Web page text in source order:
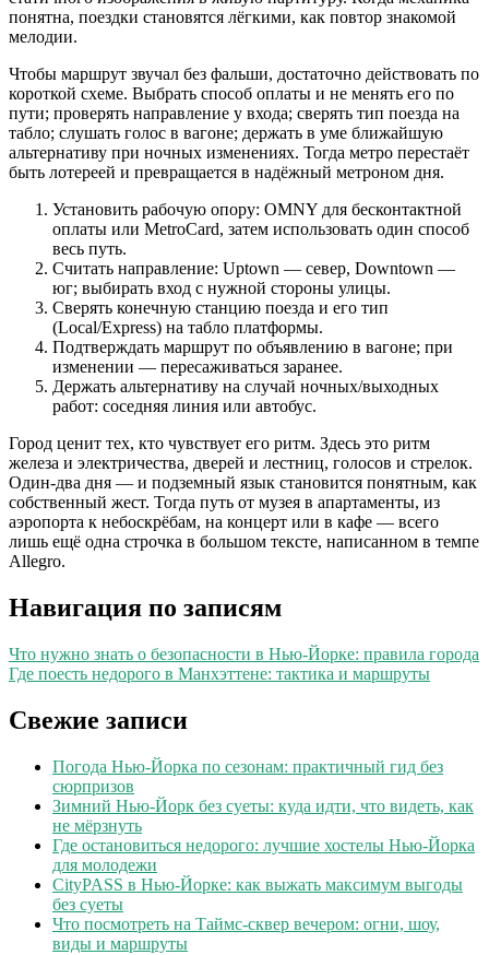
понятна, поездки становятся лёгкими, как повтор знакомой
мелодии.
Чтобы маршрут звучал без фальши, достаточно действовать по
короткой схеме. Выбрать способ оплаты и не менять его по
пути; проверять направление у входа; сверять тип поезда на
табло; слушать голос в вагоне; держать в уме ближайшую
альтернативу при ночных изменениях. Тогда метро перестаёт
быть лотереей и превращается в надёжный метроном дня.
Установить рабочую опору: OMNY для бесконтактной
оплаты или MetroCard, затем использовать один способ
весь путь.
Считать направление: Uptown — север, Downtown —
юг; выбирать вход с нужной стороны улицы.
Сверять конечную станцию поезда и его тип
(Local/Express) на табло платформы.
Подтверждать маршрут по объявлению в вагоне; при
изменении — пересаживаться заранее.
Держать альтернативу на случай ночных/выходных
работ: соседняя линия или автобус.
Город ценит тех, кто чувствует его ритм. Здесь это ритм
железа и электричества, дверей и лестниц, голосов и стрелок.
Один‑два дня — и подземный язык становится понятным, как
собственный жест. Тогда путь от музея в апартаменты, из
аэропорта к небоскрёбам, на концерт или в кафе — всего
лишь ещё одна строчка в большом тексте, написанном в темпе
Allegro.
Навигация по записям
Что нужно знать о безопасности в Нью‑Йорке: правила города
Где поесть недорого в Манхэттене: тактика и маршруты
Свежие записи
Погода Нью‑Йорка по сезонам: практичный гид без
сюрпризов
Зимний Нью‑Йорк без суеты: куда идти, что видеть, как
не мёрзнуть
Где остановиться недорого: лучшие хостелы Нью‑Йорка
для молодежи
CityPASS в Нью‑Йорке: как выжать максимум выгоды
без суеты
Что посмотреть на Таймс-сквер вечером: огни, шоу,
виды и маршруты